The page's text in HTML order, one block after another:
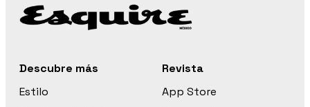
Descubre más
Estilo
Revista
App Store